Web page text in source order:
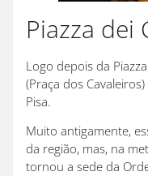
Piazza dei
Logo depois da
(Praça dos
Pisa.
Muito antigamente,
da região, mas, na
tornou a sede da